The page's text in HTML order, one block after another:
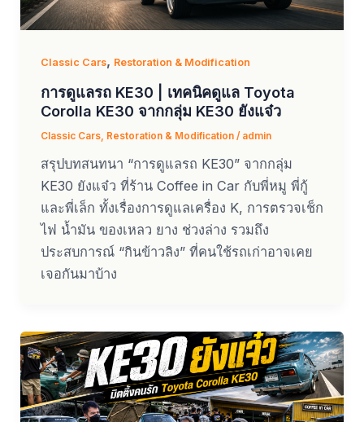
Classic Cars, Restoration & Modification
การดูแลรถ KE30 | เทคนิคดูแล Toyota
Corolla KE30 จากกลุ่ม KE30 ยังแจ๋ว
Classic Cars, Restoration & Modification/ admin
สรุปบทสนทนา “การดูแลรถ KE30” จากกลุ่ม
KE30 ยังแจ๋ว ที่ร้าน Coffee in Car กับพี่หมู พี่กู้
และพี่เล็ก ทั้งเรื่องการดูแลเครื่อง K, การตรวจเช็ก
ไฟ น้ำมัน ของเหลว ยาง ช่วงล่าง รวมถึง
ประสบการณ์ “กินข้าวลิง” ที่คนใช้รถเก่าอาจเคย
เจอกันมาบ้าง